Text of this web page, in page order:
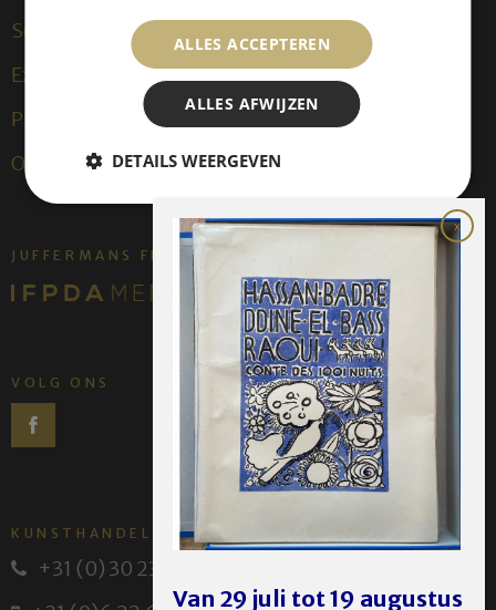
Sculpturen
Exposities
Publicaties
Over ons
JUFFERMANS FINE ART IS:
VOLG ONS
KUNSTHANDEL JUFFERMANS
+31 (0) 30 231 14 63
Van 29 juli tot 19 augustus
ALLES ACCEPTEREN
ALLES AFWIJZEN
DETAILS WEERGEVEN